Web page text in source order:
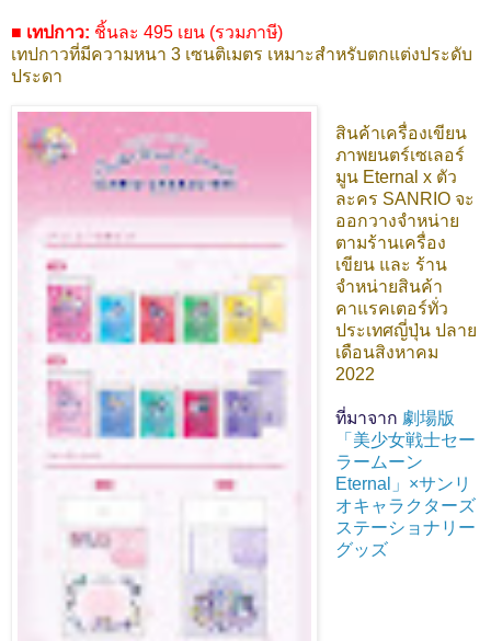
■ เทปกาว: ชิ้นละ 495 เยน (รวมภาษี)
เทปกาวที่มีความหนา 3 เซนติเมตร เหมาะสำหรับตกแต่งประดับ
ประดา
สินค้าเครื่องเขียน
ภาพยนตร์เซเลอร์
มูน Eternal x ตัว
ละคร SANRIO จะ
ออกวางจำหน่าย
ตามร้านเครื่อง
เขียน และ ร้าน
จำหน่ายสินค้า
คาแรคเตอร์ทั่ว
ประเทศญี่ปุ่น ปลาย
เดือนสิงหาคม
2022
ที่มาจาก 劇場版
「美少女戦士セー
ラームーン
Eternal」×サンリ
オキャラクターズ
ステーショナリー
グッズ